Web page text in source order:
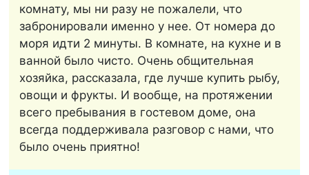
комнату, мы ни разу не пожалели, что
забронировали именно у нее. От номера до
моря идти 2 минуты. В комнате, на кухне и в
ванной было чисто. Очень общительная
хозяйка, рассказала, где лучше купить рыбу,
овощи и фрукты. И вообще, на протяжении
всего пребывания в гостевом доме, она
всегда поддерживала разговор с нами, что
было очень приятно!